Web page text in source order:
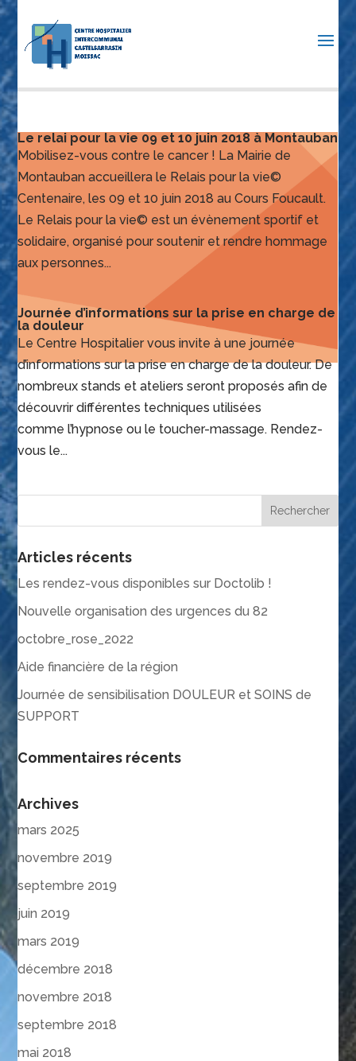
Le relai pour la vie 09 et 10 juin 2018 à Montauban
Mobilisez-vous contre le cancer ! La Mairie de
Montauban accueillera le Relais pour la vie©
Centenaire, les 09 et 10 juin 2018 au Cours Foucault.
Le Relais pour la vie© est un évènement sportif et
solidaire, organisé pour soutenir et rendre hommage
aux personnes...
Journée d’informations sur la prise en charge de
la douleur
Le Centre Hospitalier vous invite à une journée
d’informations sur la prise en charge de la douleur. De
nombreux stands et ateliers seront proposés afin de
découvrir différentes techniques utilisées
comme l’hypnose ou le toucher-massage. Rendez-
vous le...
Articles récents
Les rendez-vous disponibles sur Doctolib !
Nouvelle organisation des urgences du 82
octobre_rose_2022
Aide financière de la région
Journée de sensibilisation DOULEUR et SOINS de
SUPPORT
Commentaires récents
Archives
mars 2025
novembre 2019
septembre 2019
juin 2019
mars 2019
décembre 2018
novembre 2018
septembre 2018
mai 2018